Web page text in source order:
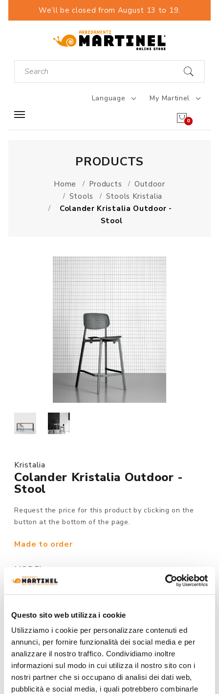
Questo sito web utilizza i cookie
Utilizziamo i cookie per personalizzare contenuti ed
annunci, per fornire funzionalità dei social media e per
analizzare il nostro traffico. Condividiamo inoltre
informazioni sul modo in cui utilizza il nostro sito con i
nostri partner che si occupano di analisi dei dati web,
pubblicità e social media, i quali potrebbero combinarle
We’ll be closed from August 13 to 19.
Language My Martinel
0
PRODUCTS
Home Products
Outdoor
Stools
Stools Kristalia
Colander Kristalia Outdoor -
Stool
Kristalia
Colander Kristalia Outdoor -
Stool
Request the price for this product by clicking on the
button at the bottom of the page.
Made to order
MODEL :
STRUCTURE FINISHING: